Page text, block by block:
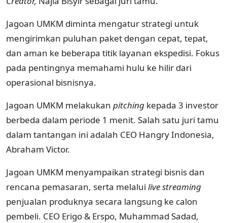
Jagoan UMKM diminta mengatur strategi untuk
mengirimkan puluhan paket dengan cepat, tepat,
dan aman ke beberapa titik layanan ekspedisi. Fokus
pada pentingnya memahami hulu ke hilir dari
operasional bisnisnya.
Jagoan UMKM melakukan pitching kepada 3 investor
berbeda dalam periode 1 menit. Salah satu juri tamu
dalam tantangan ini adalah CEO Hangry Indonesia,
Abraham Victor.
Jagoan UMKM menyampaikan strategi bisnis dan
rencana pemasaran, serta melalui live streaming
penjualan produknya secara langsung ke calon
pembeli. CEO Erigo & Erspo, Muhammad Sadad,